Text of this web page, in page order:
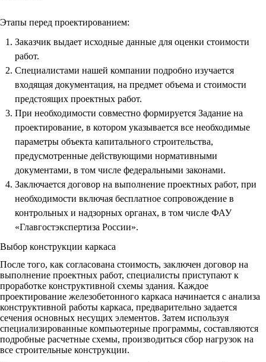
Этапы перед проектированием:
Заказчик выдает исходные данные для оценки стоимости
работ.
Специалистами нашей компании подробно изучается
входящая документация, на предмет объема и стоимости
предстоящих проектных работ.
При необходимости совместно формируется Задание на
проектирование, в котором указывается все необходимые
параметры объекта капитального строительства,
предусмотренные действующими нормативными
документами, в том числе федеральными законами.
Заключается договор на выполнение проектных работ, при
необходимости включая бесплатное сопровождение в
контрольных и надзорных органах, в том числе ФАУ
«Главгостэкспертиза России».
Выбор конструкции каркаса
После того, как согласована стоимость, заключен договор на
выполнение проектных работ, специалисты приступают к
проработке конструктивной схемы здания. Каждое
проектирование железобетонного каркаса начинается с анализа
конструктивной работы каркаса, предварительно задается
сечения основных несущих элементов. Затем используя
специализированные компьютерные программы, составляются
подробные расчетные схемы, производиться сбор нагрузок на
все строительные конструкции.